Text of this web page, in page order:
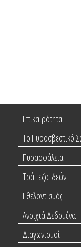
Επικαιρότητα
Το Πυροσβεστικό
Πυρασφάλεια
Τράπεζα Ιδεών
Εθελοντισμός
Ανοιχτά Δεδομένα
Διαγωνισμοί